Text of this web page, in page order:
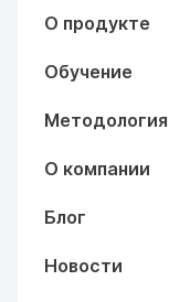
О продукте
Обучение
Методология
О компании
Блог
Новости